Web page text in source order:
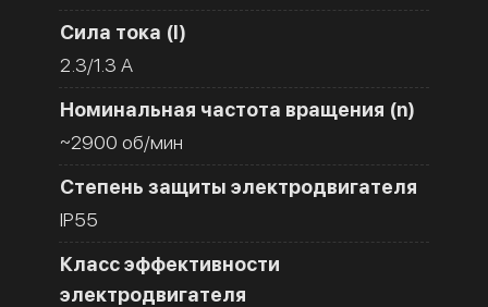
Сила тока (I)
2.3/1.3 A
Номинальная частота вращения (n)
~2900 об/мин
Степень защиты электродвигателя
IP55
Класс эффективности
электродвигателя